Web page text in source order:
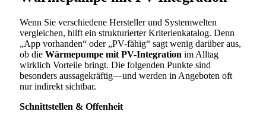
Wenn Sie verschiedene Hersteller und Systemwelten
vergleichen, hilft ein strukturierter Kriterienkatalog. Denn
„App vorhanden“ oder „PV-fähig“ sagt wenig darüber aus,
ob die Wärmepumpe mit PV-Integration im Alltag
wirklich Vorteile bringt. Die folgenden Punkte sind
besonders aussagekräftig—und werden in Angeboten oft
nur indirekt sichtbar.
Schnittstellen & Offenheit